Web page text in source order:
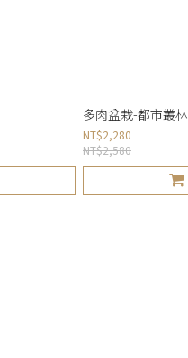
多肉盆栽-都市叢林
NT$2,280
NT$2,580